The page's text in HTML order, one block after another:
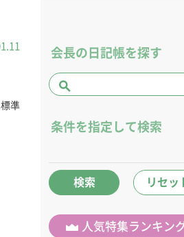
準
会長の日記帳を探す
条件を指定して検索
検索 リセッ
人気特集ランキン